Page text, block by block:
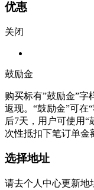
优惠
关闭
鼓励金
购买标有”鼓励金”字
返现。“鼓励金”可在
后7天，用户可使用
次性抵扣下笔订单金
选择地址
请去个人中心更新地